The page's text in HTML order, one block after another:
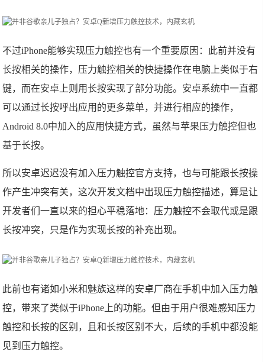
不过iPhone能够实现压力触控也有一个重要原因：此前并没有
长按相关的操作，压力触控相关的快捷操作在电脑上类似于右
键，而在安卓上则用长按实现了部分功能。安卓系统中一直都
可以通过长按呼出应用的更多菜单，并进行相应的操作，
Android 8.0中加入的应用快捷方式，虽然与苹果压力触控但也
基于长按。
所以安卓迟迟没有加入压力触控官方支持，也与可能跟长按操
作产生冲突有关，这次开发文档中出现压力触控描述，算是让
开发者们一直以来的担心平稳落地：压力触控不会取代或是跟
长按冲突，只是作为实现长按的补充出现。
此前也有诸如小米和魅族这样的安卓厂商在手机中加入压力触
控，带来了类似于iPhone上的功能。但由于用户很难感知压力
触控和长按的区别，且和长按区别不大，后续的手机中都没能
见到压力触控。